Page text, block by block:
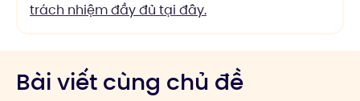
trách nhiệm đầy đủ tại đây.
Bài viết cùng chủ đề